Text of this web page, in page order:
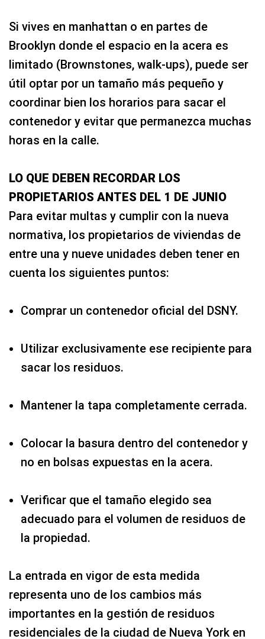
Si vives en manhattan o en partes de
Brooklyn donde el espacio en la acera es
limitado (Brownstones, walk-ups), puede ser
útil optar por un tamaño más pequeño y
coordinar bien los horarios para sacar el
contenedor y evitar que permanezca muchas
horas en la calle.
LO QUE DEBEN RECORDAR LOS
PROPIETARIOS ANTES DEL 1 DE JUNIO
Para evitar multas y cumplir con la nueva
normativa, los propietarios de viviendas de
entre una y nueve unidades deben tener en
cuenta los siguientes puntos:
Comprar un contenedor oficial del DSNY.
Utilizar exclusivamente ese recipiente para
sacar los residuos.
Mantener la tapa completamente cerrada.
Colocar la basura dentro del contenedor y
no en bolsas expuestas en la acera.
Verificar que el tamaño elegido sea
adecuado para el volumen de residuos de
la propiedad.
La entrada en vigor de esta medida
representa uno de los cambios más
importantes en la gestión de residuos
residenciales de la ciudad de Nueva York en